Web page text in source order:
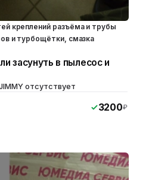
креплений разъёма и трубы
и турбощётки, смазка
засунуть в пылесос и
отсутствует
3200₽